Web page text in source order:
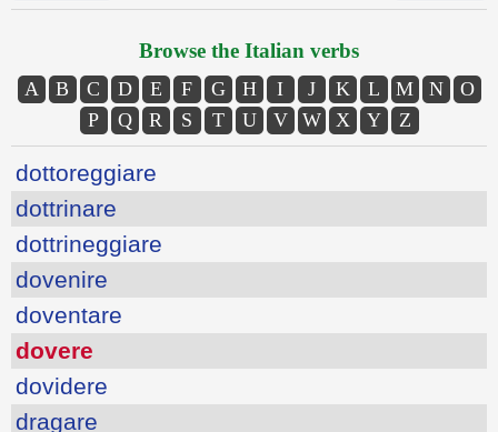
Browse the Italian verbs
A B C D E F G H I J K L M N
O
P
Q R S T U V W X Y Z
dottoreggiare
dottrinare
dottrineggiare
dovenire
doventare
dovere
dovidere
dragare